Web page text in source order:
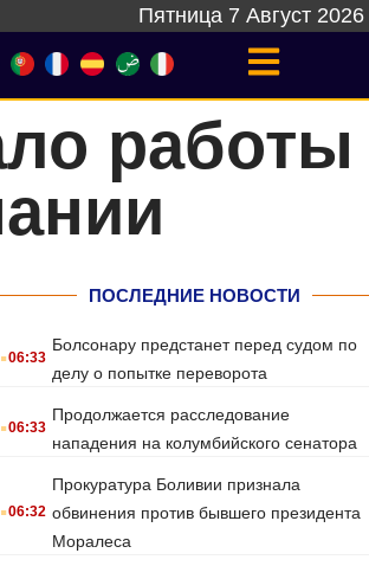
Пятница 7 Август 2026
работы
ПОСЛЕДНИЕ НОВОСТИ
.06:33
Болсонару предстанет перед судом по
делу о попытке переворота
.06:33
Продолжается расследование
нападения на колумбийского сенатора
.06:32
Прокуратура Боливии признала
обвинения против бывшего президента
Моралеса